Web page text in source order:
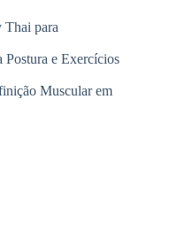
Thai para
Postura e Exercícios
Muscular em